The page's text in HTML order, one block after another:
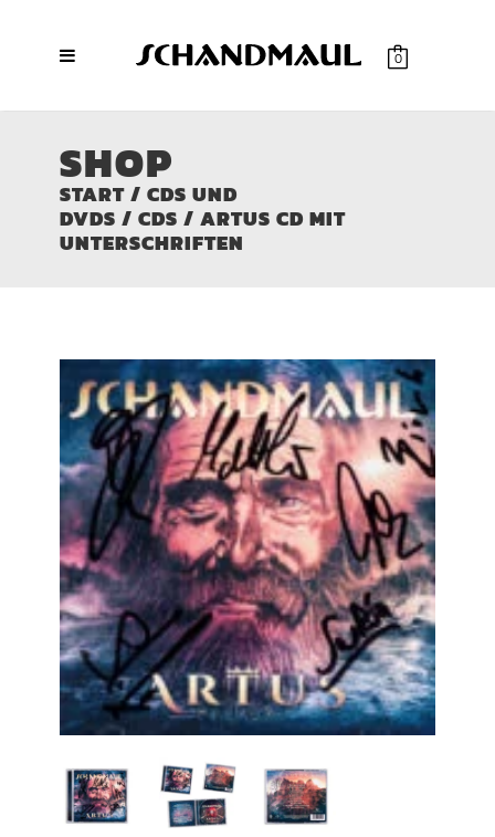
0
SHOP
START/ CDS UND
DVDS / CDS / ARTUS CD MIT
UNTERSCHRIFTEN